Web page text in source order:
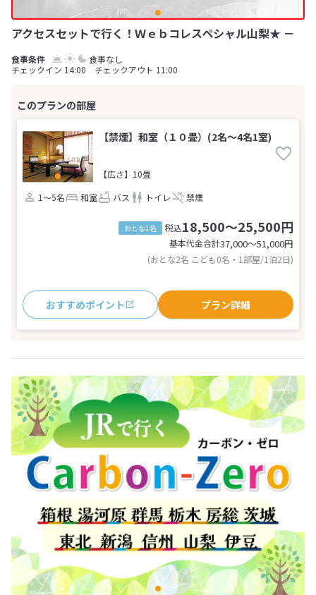
アクセスセットで行く！Ｗｅｂコレスペシャル山梨★ －
食事なし
チェックイン 14:00 チェックアウト 11:00
【禁煙】和室（１０畳）(2名～4名1室)
【広さ】10畳
1～5名
和室 バス トイレ 禁煙
おとな1名 税込18,500～25,500円
基本代金合計37,000〜51,000円
(おとな2名 こども0名・1部屋/1泊2日)
おすすめポイント プラン詳細